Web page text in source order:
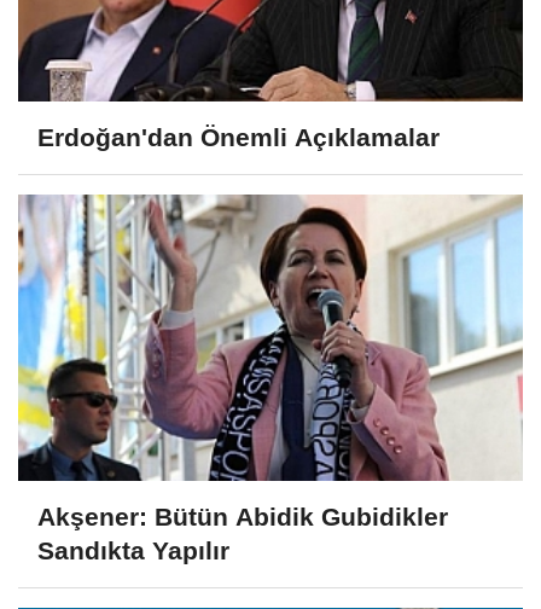
Erdoğan'dan Önemli Açıklamalar
Akşener: Bütün Abidik Gubidikler
Sandıkta Yapılır